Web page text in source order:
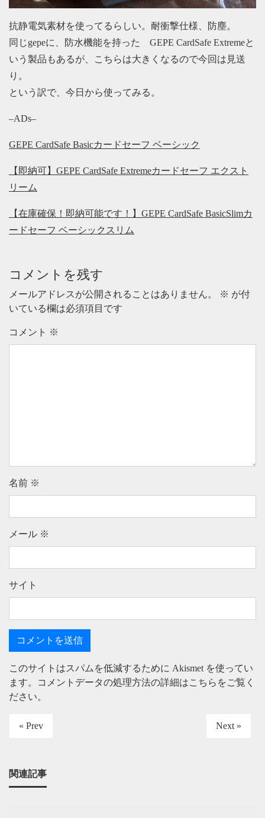
抗静電気素材を使ってるらしい。耐衝撃仕様、防塵。
同じgepeに、防水機能を持った GEPE CardSafe Extremeと
いう製品もあるが、こちらは大きくなるので今回は見送
り。
という訳で、今日から使ってみる。
–ADs–
GEPE CardSafe Basicカードセーフ ベーシック
【即納可】GEPE CardSafe Extremeカードセーフ エクスト
リーム
【在庫確保！即納可能です！】GEPE CardSafe BasicSlimカ
ードセーフ ベーシックスリム
コメントを残す
メールアドレスが公開されることはありません。 ※ が付
いている欄は必須項目です
コメント ※
名前 ※
メール ※
サイト
このサイトはスパムを低減するために Akismet を使ってい
ます。
コメントデータの処理方法の詳細はこちらをご覧く
ださい。
« Prev Next »
関連記事